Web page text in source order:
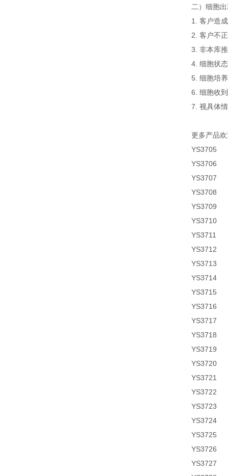
二）细胞
1. 客户造
2. 客户不
3. 非本库
4. 细胞状
5. 细胞培
6. 细胞收
7. 视具体
更多产品
YS3705
YS3706
YS3707
YS3708
YS3709
YS3710
YS3711
YS3712
YS3713
YS3714
YS3715
YS3716
YS3717
YS3718
YS3719
YS3720
YS3721
YS3722
YS3723
YS3724
YS3725
YS3726
YS3727